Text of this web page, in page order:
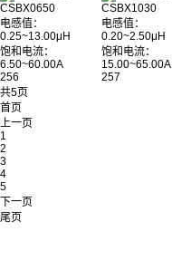
CSBX0650
电感值：
0.25~13.00μH
饱和电流：
6.50~60.00A
256
CSBX1030
电感值：
0.20~2.50μH
饱和电流：
15.00~65.00A
257
共5页
首页
上一页
1
2
3
4
5
下一页
尾页